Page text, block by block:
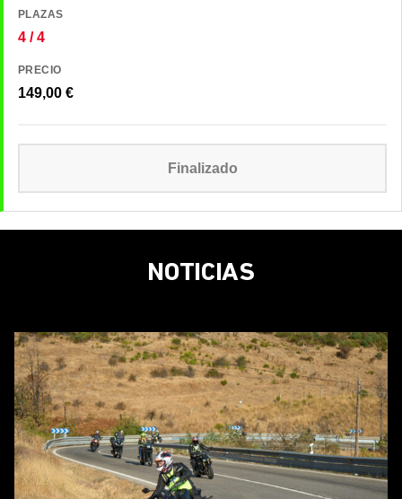
PLAZAS
4 / 4
PRECIO
149,00 €
Finalizado
NOTICIAS